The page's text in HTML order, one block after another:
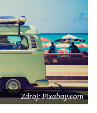
Zdroj: Pixabay.com